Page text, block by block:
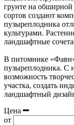
грунте на
сортов создают
пузыреплодника
культурами.
ландшафтные
В питомнике
пузыреплодника. С
возможность
участка, создать
ландшафтный
Цена
от